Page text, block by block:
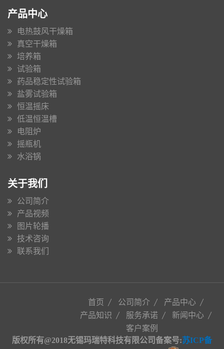
产品中心
电热鼓风干燥箱
真空干燥箱
培养箱
试验箱
药品稳定性试验箱
盐雾试验箱
恒温摇床
低温恒温槽
电阻炉
摇瓶机
水浴锅
关于我们
公司简介
产品视频
图片轮播
技术咨询
联系我们
首页 公司简介
产品中心
产品知识
服务承诺
新闻中心
客户案例
版权所有@2018无锡玛瑞特科技有限公司备案号:苏ICP备